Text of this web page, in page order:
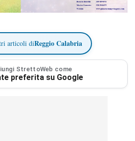
articoli diReggio Calabria
StrettoWeb come
preferita su Google